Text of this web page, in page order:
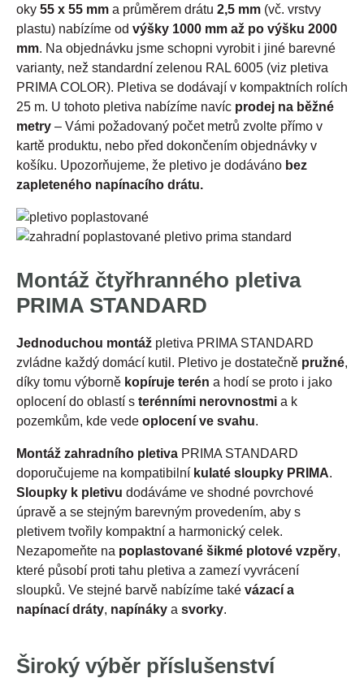
oky 55 x 55 mm a průměrem drátu 2,5 mm (vč. vrstvy
plastu) nabízíme od výšky 1000 mm až po výšku 2000
mm. Na objednávku jsme schopni vyrobit i jiné barevné
varianty, než standardní zelenou RAL 6005 (viz pletiva
PRIMA COLOR). Pletiva se dodávají v kompaktních rolích
25 m. U tohoto pletiva nabízíme navíc prodej na běžné
metry – Vámi požadovaný počet metrů zvolte přímo v
kartě produktu, nebo před dokončením objednávky v
košíku. Upozorňujeme, že pletivo je dodáváno bez
zapleteného napínacího drátu.
Montáž čtyřhranného pletiva
PRIMA STANDARD
Jednoduchou montáž pletiva PRIMA STANDARD
zvládne každý domácí kutil. Pletivo je dostatečně pružné,
díky tomu výborně kopíruje terén a hodí se proto i jako
oplocení do oblastí s terénními nerovnostmi a k
pozemkům, kde vede oplocení ve svahu.
Montáž zahradního pletiva PRIMA STANDARD
doporučujeme na kompatibilní kulaté sloupky PRIMA.
Sloupky k pletivu dodáváme ve shodné povrchové
úpravě a se stejným barevným provedením, aby s
pletivem tvořily kompaktní a harmonický celek.
Nezapomeňte na poplastované šikmé plotové vzpěry,
které působí proti tahu pletiva a zamezí vyvrácení
sloupků. Ve stejné barvě nabízíme také vázací a
napínací dráty, napínáky a svorky.
Široký výběr příslušenství